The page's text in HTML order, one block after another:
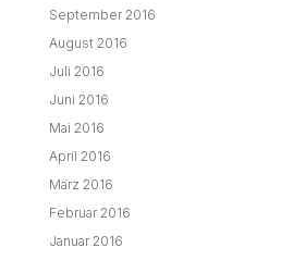
September 2016
August 2016
Juli 2016
Juni 2016
Mai 2016
April 2016
März 2016
Februar 2016
Januar 2016